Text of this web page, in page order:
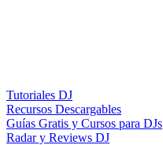
Tutoriales DJ
Recursos Descargables
Guías Gratis y Cursos para DJs
Radar y Reviews DJ